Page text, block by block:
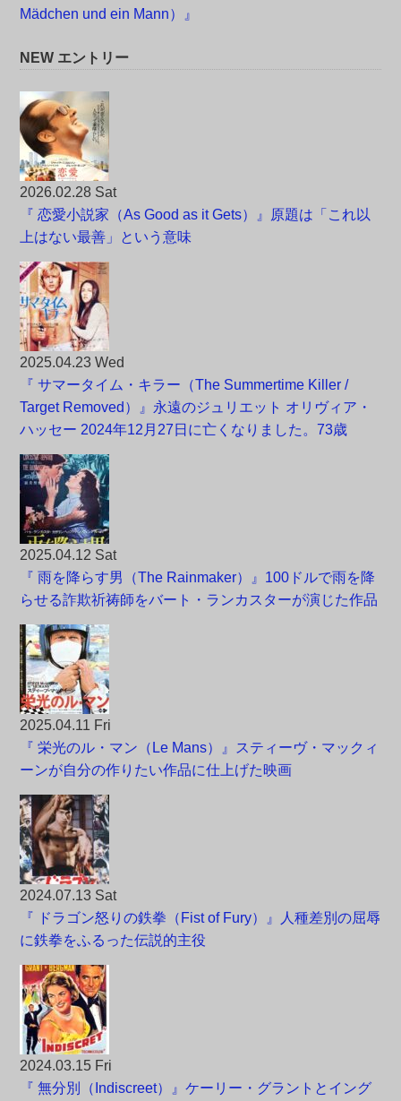
Mädchen und ein Mann）』
NEW エントリー
2026.02.28 Sat
『 恋愛小説家（As Good as it Gets）』原題は「これ以
上はない最善」という意味
2025.04.23 Wed
『 サマータイム・キラー（The Summertime Killer /
Target Removed）』永遠のジュリエット オリヴィア・
ハッセー 2024年12月27日に亡くなりました。73歳
2025.04.12 Sat
『 雨を降らす男（The Rainmaker）』100ドルで雨を降
らせる詐欺祈祷師をバート・ランカスターが演じた作品
2025.04.11 Fri
『 栄光のル・マン（Le Mans）』スティーヴ・マックィ
ーンが自分の作りたい作品に仕上げた映画
2024.07.13 Sat
『 ドラゴン怒りの鉄拳（Fist of Fury）』人種差別の屈辱
に鉄拳をふるった伝説的主役
2024.03.15 Fri
『 無分別（Indiscreet）』ケーリー・グラントとイング